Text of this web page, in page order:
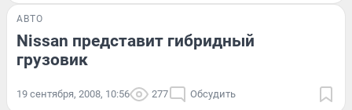
АВТО
Nissan представит гибридный
грузовик
19 сентября, 2008, 10:56 277 Обсудить